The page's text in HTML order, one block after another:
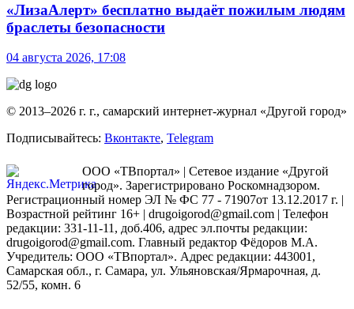
«ЛизаАлерт» бесплатно выдаёт пожилым людям
браслеты безопасности
04 августа 2026, 17:08
© 2013–2026 г. г., самарский интернет-журнал «Другой город»
Подписывайтесь: Вконтакте, Telegram
ООО «ТВпортал» | Сетевое издание «Другой
город». Зарегистрировано Роскомнадзором.
Регистрационный номер ЭЛ № ФС 77 - 71907от 13.12.2017 г. |
Возрастной рейтинг 16+ | drugoigorod@gmail.com | Телефон
редакции: 331-11-11, доб.406, адрес эл.почты редакции:
drugoigorod@gmail.com. Главный редактор Фёдоров М.А.
Учредитель: ООО «ТВпортал». Адрес редакции: 443001,
Самарская обл., г. Самара, ул. Ульяновская/Ярмарочная, д.
52/55, комн. 6